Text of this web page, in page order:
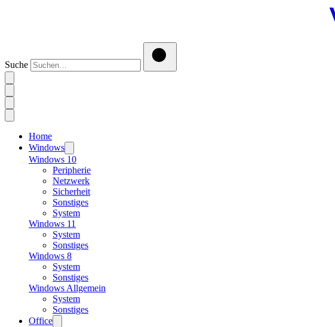
Suche
Home
Windows
Windows 10
Peripherie
Netzwerk
Sicherheit
Sonstiges
System
Windows 11
System
Sonstiges
Windows 8
System
Sonstiges
Windows Allgemein
System
Sonstiges
Office